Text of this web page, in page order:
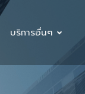
บริการอื่นๆ